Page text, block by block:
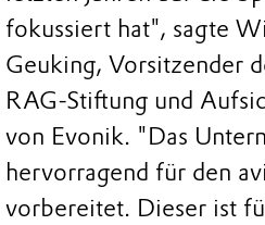
fokussiert hat", sagte
Geuking, Vorsitzender
RAG-Stiftung und
von Evonik. "Das
hervorragend für den
vorbereitet. Dieser ist